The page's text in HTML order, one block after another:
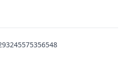
kr. 166,25.